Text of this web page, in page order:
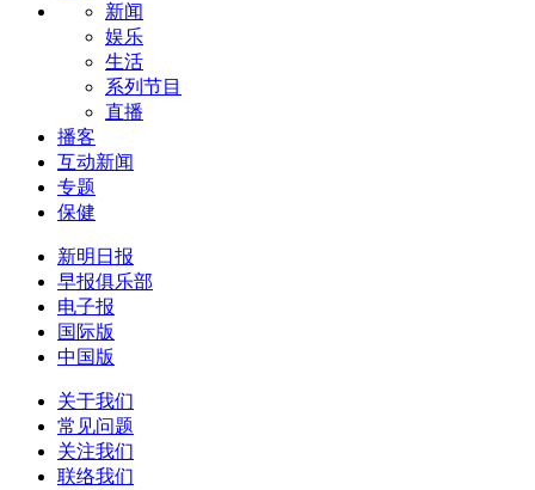
新闻
娱乐
生活
系列节目
直播
播客
互动新闻
专题
保健
新明日报
早报俱乐部
电子报
国际版
中国版
关于我们
常见问题
关注我们
联络我们